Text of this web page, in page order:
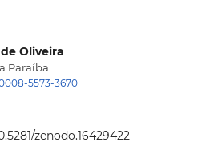
Oliveira
Paraíba
5573-3670
zenodo.16429422